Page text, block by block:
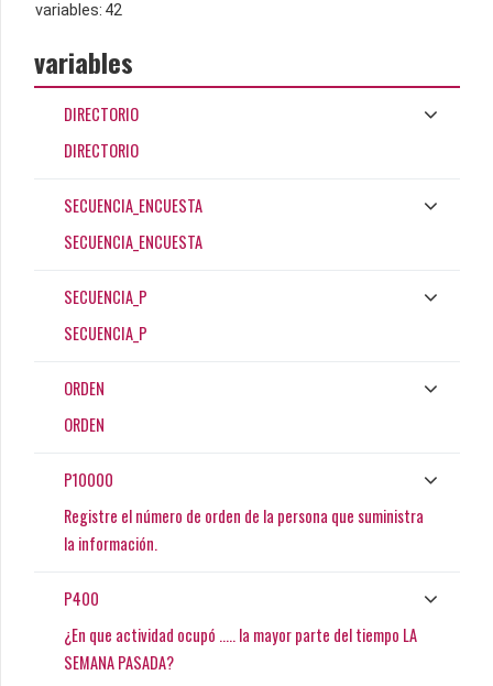
variables: 42
variables
DIRECTORIO
DIRECTORIO
SECUENCIA_ENCUESTA
SECUENCIA_ENCUESTA
SECUENCIA_P
SECUENCIA_P
ORDEN
ORDEN
P10000
Registre el número de orden de la persona que suministra
la información.
P400
¿En que actividad ocupó ..... la mayor parte del tiempo LA
SEMANA PASADA?